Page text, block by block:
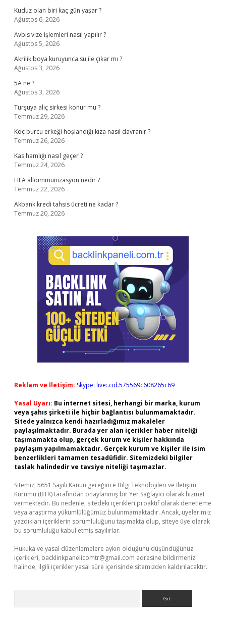
Kuduz olan biri kaç gün yaşar ?
Ağustos 6, 2026
Avbis vize işlemleri nasıl yapılır ?
Ağustos 5, 2026
Akrilik boya kuruyunca su ile çıkar mı ?
Ağustos 3, 2026
5A ne ?
Ağustos 3, 2026
Turşuya alıç sirkesi konur mu ?
Temmuz 29, 2026
Koç burcu erkeği hoşlandığı kıza nasıl davranır ?
Temmuz 26, 2026
Kas hamlığı nasıl geçer ?
Temmuz 24, 2026
HLA alloimmünizasyon nedir ?
Temmuz 22, 2026
Akbank kredi tahsis ücreti ne kadar ?
Temmuz 20, 2026
Reklam ve İletişim: Skype: live:.cid.575569c608265c69
Yasal Uyarı: Bu internet sitesi, herhangi bir marka, kurum
veya şahıs şirketi ile hiçbir bağlantısı bulunmamaktadır.
Sitede yalnızca kendi hazırladığımız makaleler
paylaşılmaktadır. Burada yer alan içerikler haber niteliği
taşımamakta olup, gerçek kurum ve kişiler hakkında
paylaşım yapılmamaktadır. Gerçek kurum ve kişiler ile isim
benzerlikleri tamamen tesadüfidir. Sitemizdeki bilgiler
taslak halindedir ve tavsiye niteliği taşımazlar.
Sitemiz, 5651 Sayılı Kanun gereğince Bilgi Teknolojileri ve İletişim
Kurumu (BTK) tarafından onaylanmış bir Yer Sağlayıcı olarak hizmet
vermektedir. Bu nedenle, sitedeki içerikleri proaktif olarak denetleme
veya araştırma yükümlülüğümüz bulunmamaktadır. Ancak, üyelerimiz
yazdıkları içeriklerin sorumluluğunu taşımakta olup, siteye üye olarak
bu sorumluluğu kabul etmiş sayılırlar.
Hukuka ve yasal düzenlemelere aykırı olduğunu düşündüğünüz
içerikleri, backlinkpanelicomtr@gmail.com adresine bildirmeniz
halinde, ilgili içerikler yasal süre içerisinde sitemizden kaldırılacaktır.